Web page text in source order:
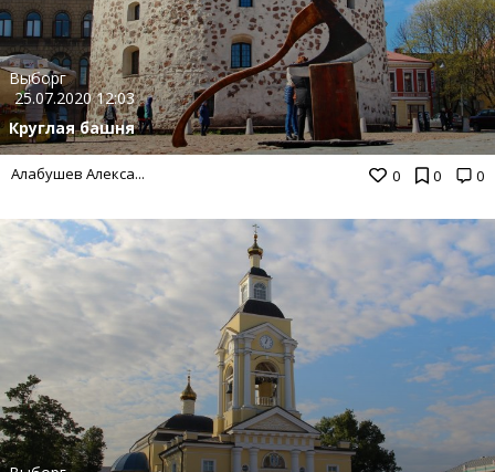
0 0 0
Выборг
25.07.2020 12:03
Круглая башня
Алабушев Алекса...